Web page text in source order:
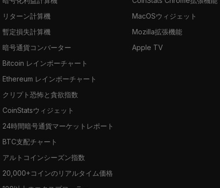
リターン計算機
暫定損失計算機
暗号通貨コンバーター
Bitcoin レインボーチャート
Ethereum レインボーチャート
クリプト恐怖と貪欲指数
CoinStatsウィジェット
24時間暗号通貨マーケットレポート
BTC支配チャート
アルトコインシーズン指数
20,000+コインのリアルタイム価格
MacOSウィジェット
Mozilla拡張機能
Apple TV